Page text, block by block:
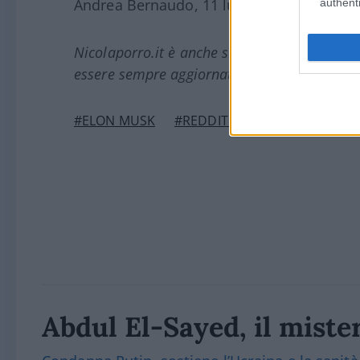
Andrea Bernaudo, 11 luglio 2025
Nicolaporro.it è anche su Whatsapp. È
essere sempre aggiornati (gratis).
#ELON MUSK #REDDITO CITTADINANZA
Abdul El-Sayed, il